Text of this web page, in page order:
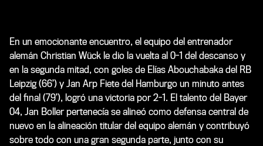
En un emocionante encuentro, el equipo del entrenador
alemán Christian Wück le dio la vuelta al 0-1 del descanso y
en la segunda mitad, con goles de Elías Abouchabaka del RB
Leipzig (66’) y Jan Arp Fiete del Hamburgo un minuto antes
del final (79’), logró una victoria por 2-1. El talento del Bayer
04, Jan Boller pertenecía se alineó como defensa central de
nuevo en la alineación titular del equipo alemán y contribuyó
sobre todo con una gran segunda parte, junto con su